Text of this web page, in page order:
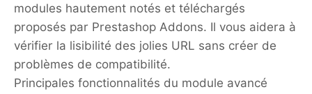
modules hautement notés et téléchargés
proposés par Prestashop Addons. Il vous aidera à
vérifier la lisibilité des jolies URL sans créer de
problèmes de compatibilité.
Principales fonctionnalités du module avancé